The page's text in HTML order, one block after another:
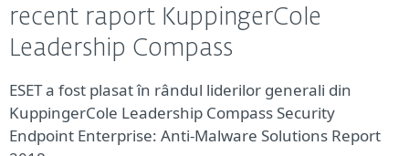
recent raport KuppingerCole
Leadership Compass
ESET a fost plasat în rândul liderilor generali din
KuppingerCole Leadership Compass Security
Endpoint Enterprise: Anti-Malware Solutions Report